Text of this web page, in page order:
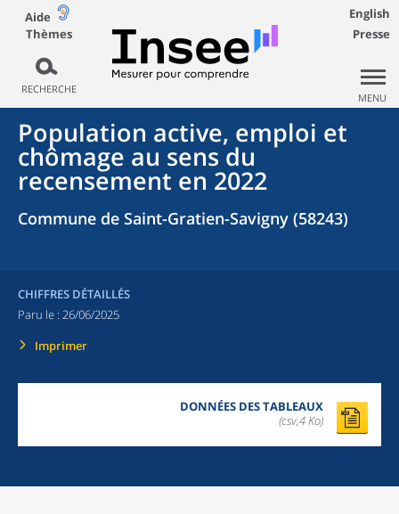
Aide
Thèmes
RECHERCHE
English
Presse
MENU
Population active, emploi et
chômage au sens du
recensement en 2022
Commune de Saint-Gratien-Savigny (58243)
CHIFFRES DÉTAILLÉS
Paru le : 26/06/2025
Imprimer
DONNÉES DES TABLEAUX
(csv,4 Ko)